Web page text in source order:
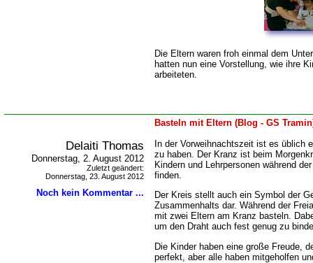
Die Eltern waren froh einmal dem
hatten nun eine Vorstellung, wie ihre
arbeiteten.
Basteln mit Eltern (Blog - GS
Delaiti Thomas
Donnerstag, 2. August 2012
Zuletzt geändert:
Donnerstag, 23. August 2012
Noch kein Kommentar ...
In der Vorweihnachtszeit ist es üblich
zu haben. Der Kranz ist beim
Kindern und Lehrpersonen während
finden.
Der Kreis stellt auch ein Symbol der
Zusammenhalts dar. Während der
mit zwei Eltern am Kranz basteln.
um den Draht auch fest genug zu
Die Kinder haben eine große Freude,
perfekt, aber alle haben mitgeholfen